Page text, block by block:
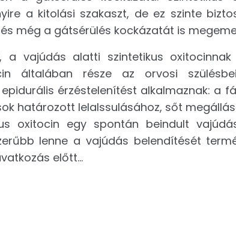
a kitolási szakaszt, de ez szinte
még a gátsérülés kockázatát is
a vajúdás alatti szintetikus
általában része az orvosi
érzéstelenítést alkalmaznak: a
határozott lelalssulásához, sőt
oxitocin egy spontán beindult
lenne a vajúdás belendítését
előtt…